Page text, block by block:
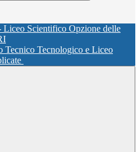
Tecnico Tecnologico e Liceo